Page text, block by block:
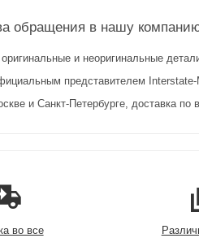
обращения в нашу
и неоригинальные
представителем
и Санкт-Петербурге, доставка по
во все